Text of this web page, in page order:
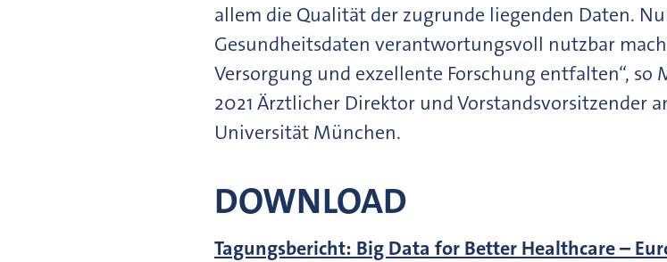
allem die Qualität der zugrunde liegenden Daten.
Gesundheitsdaten verantwortungsvoll nutzbar
Versorgung und exzellente Forschung entfalten“,
2021 Ärztlicher Direktor und Vorstandsvorsitzender
Universität München.
DOWNLOAD
Tagungsbericht: Big Data for Better Healthcare –